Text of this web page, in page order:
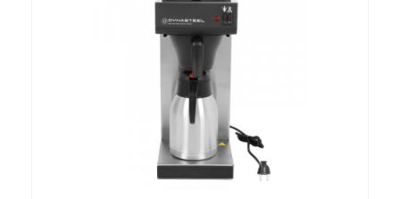
en fait un choix attractif pour les revendeurs et les professionnels
En proposant les appareils pour le Café Dynasteel à vos clients
restaurateurs, vous leur offrez des équipements fiables,
performants et adaptés à leurs besoins spécifiques
pouvez être assuré de proposer des produits de qualité
supérieure qui contribueront à la satisfaction de leurs clients et à
la croissance de leur entreprise.